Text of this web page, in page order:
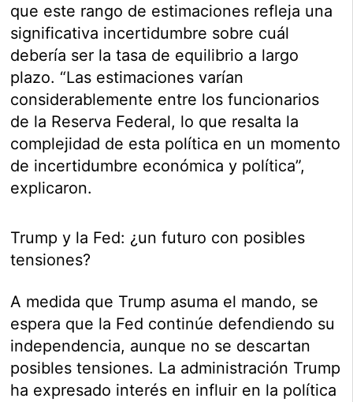
que este rango de estimaciones refleja una
significativa incertidumbre sobre cuál
debería ser la tasa de equilibrio a largo
plazo. “Las estimaciones varían
considerablemente entre los funcionarios
de la Reserva Federal, lo que resalta la
complejidad de esta política en un momento
de incertidumbre económica y política”,
explicaron.
Trump y la Fed: ¿un futuro con posibles
tensiones?
A medida que Trump asuma el mando, se
espera que la Fed continúe defendiendo su
independencia, aunque no se descartan
posibles tensiones. La administración Trump
ha expresado interés en influir en la política